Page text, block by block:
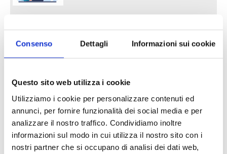
Consenso Dettagli Informazioni sui cookie
Questo sito web utilizza i cookie
Utilizziamo i cookie per personalizzare contenuti ed
annunci, per fornire funzionalità dei social media e per
analizzare il nostro traffico. Condividiamo inoltre
informazioni sul modo in cui utilizza il nostro sito con i
nostri partner che si occupano di analisi dei dati web,
30 Giugno 2026
30 Giugno 2026
PREMI 2025. I TOP TEN
30 Giugno 2026